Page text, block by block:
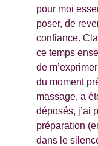
pour moi
poser, de
confiance.
ce temps
de
du moment
massage, a
déposés, j’ai
préparation
dans le